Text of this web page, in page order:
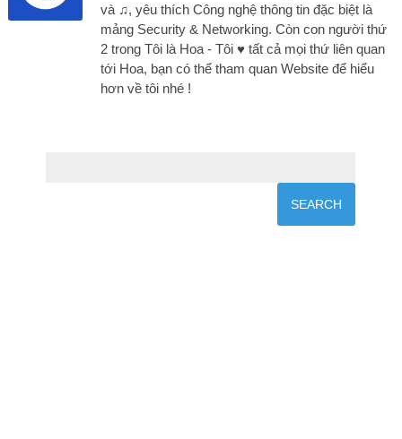
và ♫, yêu thích Công nghệ thông tin đặc biệt là
mảng Security & Networking. Còn con người thứ
2 trong Tôi là Hoa - Tôi ♥ tất cả mọi thứ liên quan
tới Hoa, bạn có thể tham quan Website để hiểu
hơn về tôi nhé !